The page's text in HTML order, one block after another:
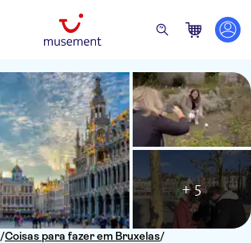
/Coisas para fazer em Bruxelas/
+ 5